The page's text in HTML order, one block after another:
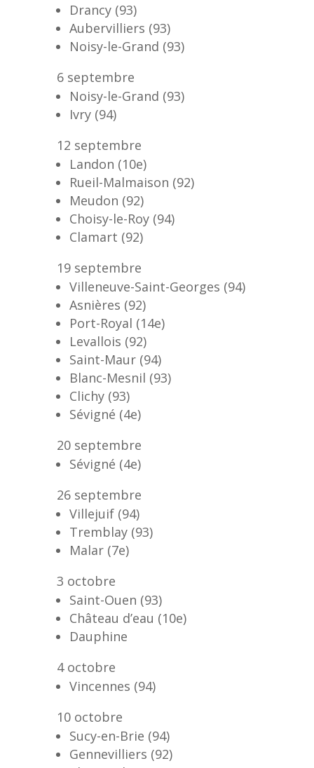
Drancy (93)
Aubervilliers (93)
Noisy-le-Grand (93)
6 septembre
Noisy-le-Grand (93)
Ivry (94)
12 septembre
Landon (10e)
Rueil-Malmaison (92)
Meudon (92)
Choisy-le-Roy (94)
Clamart (92)
19 septembre
Villeneuve-Saint-Georges (94)
Asnières (92)
Port-Royal (14e)
Levallois (92)
Saint-Maur (94)
Blanc-Mesnil (93)
Clichy (93)
Sévigné (4e)
20 septembre
Sévigné (4e)
26 septembre
Villejuif (94)
Tremblay (93)
Malar (7e)
3 octobre
Saint-Ouen (93)
Château d’eau (10e)
Dauphine
4 octobre
Vincennes (94)
10 octobre
Sucy-en-Brie (94)
Gennevilliers (92)